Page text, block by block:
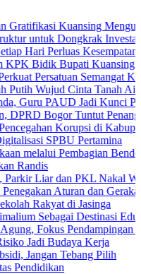
Kuansing Menguat
Dongkrak Investasi
Perluas Kesempatan Kerja
Bupati Kuansing
Semangat
Cinta Tanah Air
PAUD Jadi Kunci
Tuntut Penanganan
Korupsi di Kabupaten
SPBU Pertamina
Pembagian Bendera
dan PKL Nakal Wajib
Aturan dan Gerakan
di Jasinga
Destinasi Edukasi
Pendampingan Hukum
Budaya Kerja
Tebang Pilih